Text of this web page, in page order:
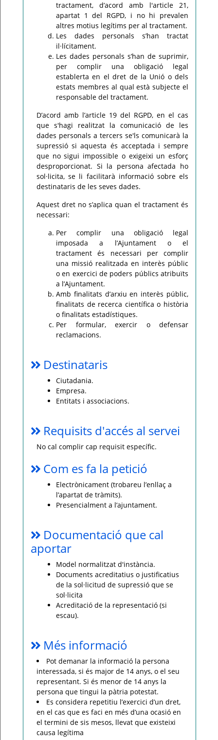
tractament, d’acord amb l'article 21,
apartat 1 del RGPD, i no hi prevalen
altres motius legítims per al tractament.
Les dades personals s’han tractat
il·lícitament.
Les dades personals s’han de suprimir,
per complir una obligació legal
establerta en el dret de la Unió o dels
estats membres al qual està subjecte el
responsable del tractament.
D’acord amb l’article 19 del RGPD, en el cas
que s'hagi realitzat la comunicació de les
dades personals a tercers se'ls comunicarà la
supressió si aquesta és acceptada i sempre
que no sigui impossible o exigeixi un esforç
desproporcionat. Si la persona afectada ho
sol·licita, se li facilitarà informació sobre els
destinataris de les seves dades.
Aquest dret no s’aplica quan el tractament és
necessari:
Per complir una obligació legal
imposada a l’Ajuntament o el
tractament és necessari per complir
una missió realitzada en interès públic
o en exercici de poders públics atribuïts
a l’Ajuntament.
Amb finalitats d’arxiu en interès públic,
finalitats de recerca científica o història
o finalitats estadístiques.
Per formular, exercir o defensar
reclamacions.
Destinataris
Ciutadania.
Empresa.
Entitats i associacions.
Requisits d'accés al servei
No cal complir cap requisit específic.
Com es fa la petició
Electrònicament (trobareu l’enllaç a
l’apartat de tràmits).
Presencialment a l’ajuntament.
Documentació que cal
aportar
Model normalitzat d'instància.
Documents acreditatius o justificatius
de la sol·licitud de supressió que se
sol·licita
Acreditació de la representació (si
escau).
Més informació
Pot demanar la informació la persona
interessada, si és major de 14 anys, o el seu
representant. Si és menor de 14 anys la
persona que tingui la pàtria potestat.
Es considera repetitiu l’exercici d’un dret,
en el cas que es faci en més d’una ocasió en
el termini de sis mesos, llevat que existeixi
causa legítima